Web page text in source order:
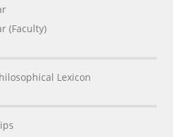
(Faculty)
Lexicon